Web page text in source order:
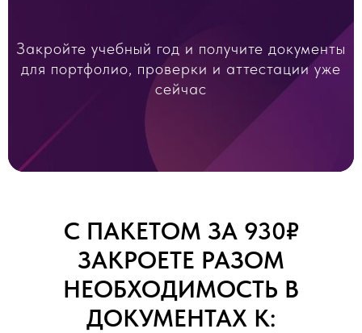
Закройте учебный год и получите документы
для портфолио, проверки и аттестации уже
сейчас
С ПАКЕТОМ ЗА 930₽
ЗАКРОЕТЕ РАЗОМ
НЕОБХОДИМОСТЬ В
ДОКУМЕНТАХ К: